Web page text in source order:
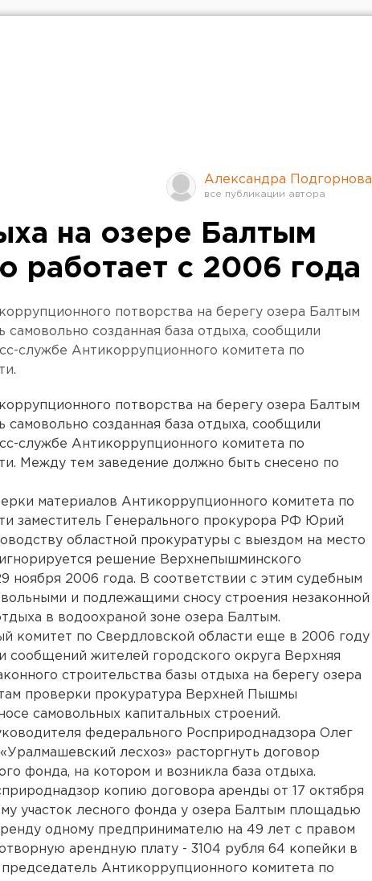
Александра Подгорнова
на озере Балтым
работает с 2006 года
потворства на берегу озера Балтым
самовольно созданная база отдыха, сообщили
службе Антикоррупционного комитета по
потворства на берегу озера Балтым
самовольно созданная база отдыха, сообщили
службе Антикоррупционного комитета по
Между тем заведение должно быть снесено по
материалов Антикоррупционного комитета по
заместитель Генерального прокурора РФ Юрий
областной прокуратуры с выездом на место
игнорируется решение Верхнепышминского
ноября 2006 года. В соответствии с этим судебным
и подлежащими сносу строения незаконной
в водоохраной зоне озера Балтым.
комитет по Свердловской области еще в 2006 году
сообщений жителей городского округа Верхняя
строительства базы отдыха на берегу озера
проверки прокуратура Верхней Пышмы
самовольных капитальных строений.
федерального Росприроднадзора Олег
лесхоз» расторгнуть договор
фонда, на котором и возникла база отдыха.
копию договора аренды от 17 октября
участок лесного фонда у озера Балтым площадью
одному предпринимателю на 49 лет с правом
арендную плату - 3104 рубля 64 копейки в
председатель Антикоррупционного комитета по